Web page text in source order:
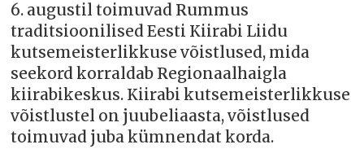
6. augustil toimuvad Rummus
traditsioonilised Eesti Kiirabi Liidu
kutsemeisterlikkuse võistlused, mida
seekord korraldab Regionaalhaigla
kiirabikeskus. Kiirabi kutsemeisterlikkuse
võistlustel on juubeliaasta, võistlused
toimuvad juba kümnendat korda.